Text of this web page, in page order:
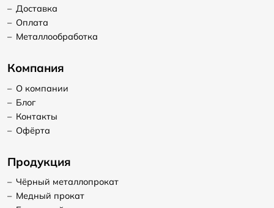
– Доставка
– Оплата
– Металлообработка
Компания
– О компании
– Блог
– Контакты
– Офёрта
Продукция
– Чёрный металлопрокат
– Медный прокат